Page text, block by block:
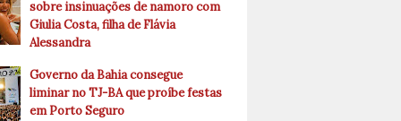
sobre insinuações de namoro com
Giulia Costa, filha de Flávia
Alessandra
Governo da Bahia consegue
liminar no TJ-BA que proíbe festas
em Porto Seguro